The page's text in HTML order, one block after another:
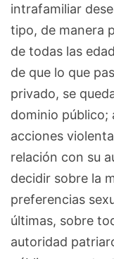
intrafamiliar
tipo, de manera
de todas las
de que lo que
privado, se
dominio público;
acciones
relación con su
decidir sobre la
preferencias
últimas, sobre
autoridad